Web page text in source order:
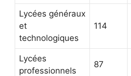
Lycées généraux
et
technologiques
114
Lycées
professionnels
87